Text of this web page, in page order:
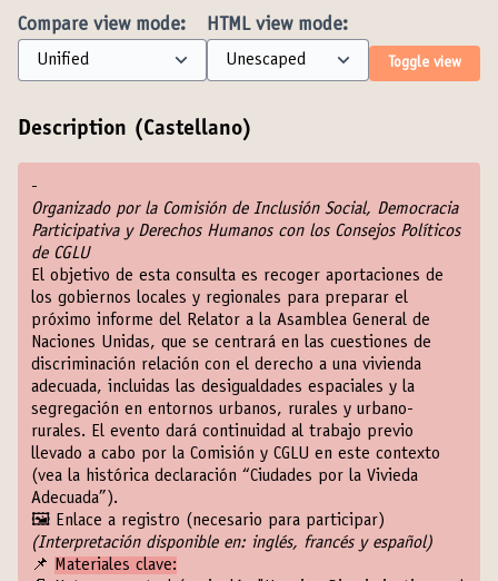
Compare view mode: HTML view mode:
Toggle view
Description (Castellano)
-
Organizado por la Comisión de Inclusión Social, Democracia
Participativa y Derechos Humanos con los Consejos Políticos
de CGLU
El objetivo de esta consulta es recoger aportaciones de
los gobiernos locales y regionales para preparar el
próximo informe del Relator a la Asamblea General de
Naciones Unidas, que se centrará en las cuestiones de
discriminación relación con el derecho a una vivienda
adecuada, incluidas las desigualdades espaciales y la
segregación en entornos urbanos, rurales y urbano-
rurales. El evento dará continuidad al trabajo previo
llevado a cabo por la Comisión y CGLU en este contexto
(vea la histórica declaración “Ciudades por la Vivieda
Adecuada”).
🖼️ Enlace a registro (necesario para participar)
(Interpretación disponible en: inglés, francés y español)
📌
Materiales clave: